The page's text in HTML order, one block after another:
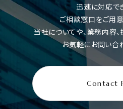
迅速に対応で
ご相談窓口をご用意
当社についてや、業務内容
お気軽にお問い合
Contact